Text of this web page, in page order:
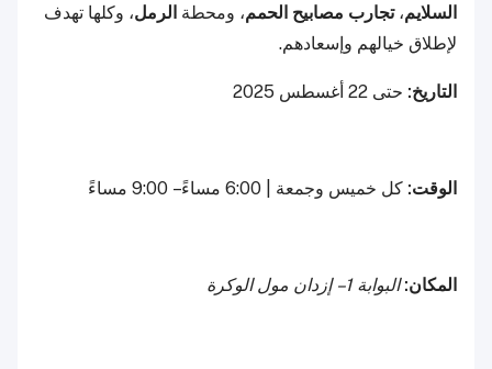
السلايم،تجارب مصابيح الحمم، ومحطة الرمل، وكلها تهدف
لإطلاق خيالهم وإسعادهم.
التاريخ: حتى 22 أغسطس 2025
الوقت: كل خميس وجمعة | 6:00 مساءً – 9:00 مساءً
المكان:البوابة 1 – إزدان مول الوكرة